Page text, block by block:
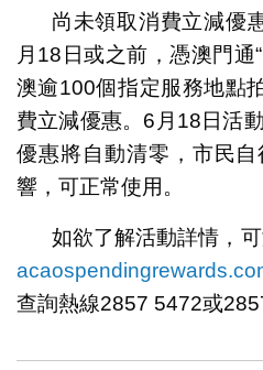
尚未領取消費立減優
月18日或之前，憑澳門通
澳逾100個指定服務地點
費立減優惠。6月18日活
優惠將自動清零，市民
響，可正常使用。
如欲了解活動詳情，
查詢熱線2857 5472或